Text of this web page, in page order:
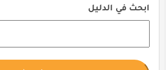
ابحث في الدليل